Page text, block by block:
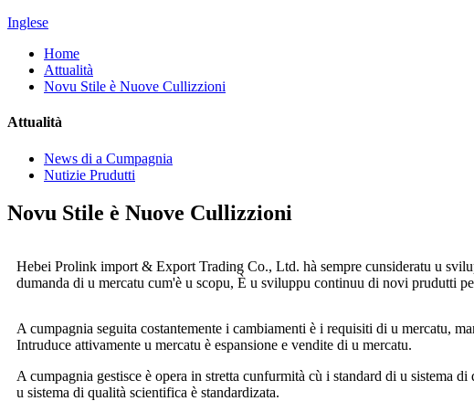
Inglese
Home
Attualità
Novu Stile è Nuove Cullizzioni
Attualità
News di a Cumpagnia
Nutizie Prudutti
Novu Stile è Nuove Cullizzioni
Hebei Prolink import & Export Trading Co., Ltd. hà sempre cunsideratu u
dumanda di u mercatu cum'è u scopu, È u sviluppu continuu di novi prudutti
A cumpagnia seguita costantemente i cambiamenti è i requisiti di u mercatu,
Intruduce attivamente u mercatu è espansione e vendite di u mercatu.
A cumpagnia gestisce è opera in stretta cunfurmità cù i standard di u sistema
u sistema di qualità scientifica è standardizata.